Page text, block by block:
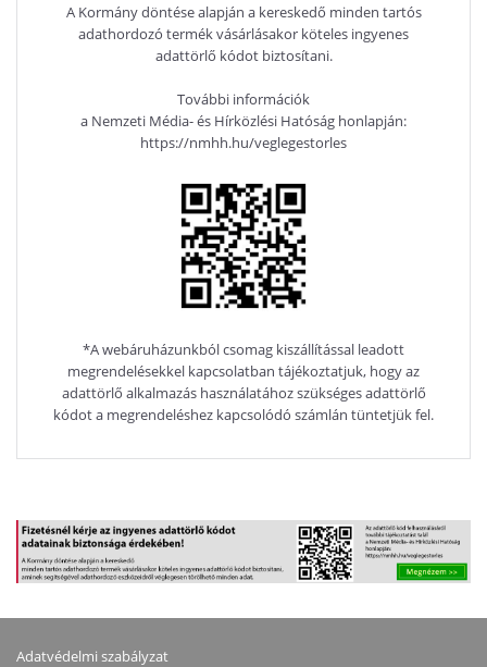
A Kormány döntése alapján a kereskedő minden tartós
adathordozó termék vásárlásakor köteles ingyenes
adattörlő kódot biztosítani.
További információk
a Nemzeti Média- és Hírközlési Hatóság honlapján:
https://nmhh.hu/veglegestorles
*A webáruházunkból csomag kiszállítással leadott
megrendelésekkel kapcsolatban tájékoztatjuk, hogy az
adattörlő alkalmazás használatához szükséges adattörlő
kódot a megrendeléshez kapcsolódó számlán tüntetjük fel.
Adatvédelmi szabályzat